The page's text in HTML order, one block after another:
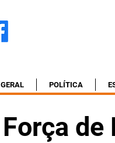
GERAL POLÍTICA
Força de